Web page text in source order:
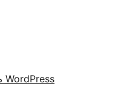
WordPress